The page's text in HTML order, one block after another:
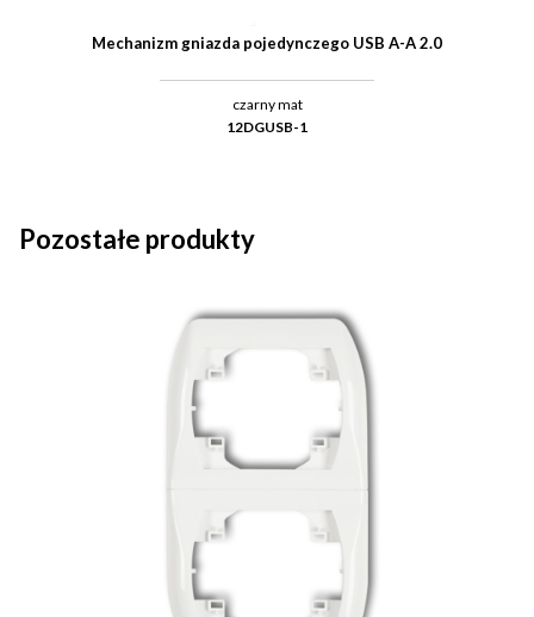
Mechanizm gniazda pojedynczego USB A-A 2.0
czarny mat
12DGUSB-1
Pozostałe produkty